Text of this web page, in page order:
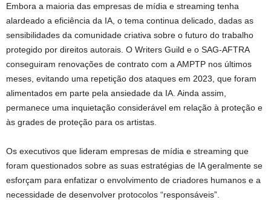
Embora a maioria das empresas de mídia e streaming tenha
alardeado a eficiência da IA, o tema continua delicado, dadas as
sensibilidades da comunidade criativa sobre o futuro do trabalho
protegido por direitos autorais. O Writers Guild e o SAG-AFTRA
conseguiram renovações de contrato com a AMPTP nos últimos
meses, evitando uma repetição dos ataques em 2023, que foram
alimentados em parte pela ansiedade da IA. Ainda assim,
permanece uma inquietação considerável em relação à proteção e
às grades de proteção para os artistas.
Os executivos que lideram empresas de mídia e streaming que
foram questionados sobre as suas estratégias de IA geralmente se
esforçam para enfatizar o envolvimento de criadores humanos e a
necessidade de desenvolver protocolos “responsáveis”.